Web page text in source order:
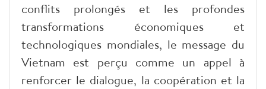
conflits prolongés et les profondes
transformations économiques et
technologiques mondiales, le message du
Vietnam est perçu comme un appel à
renforcer le dialogue, la coopération et la